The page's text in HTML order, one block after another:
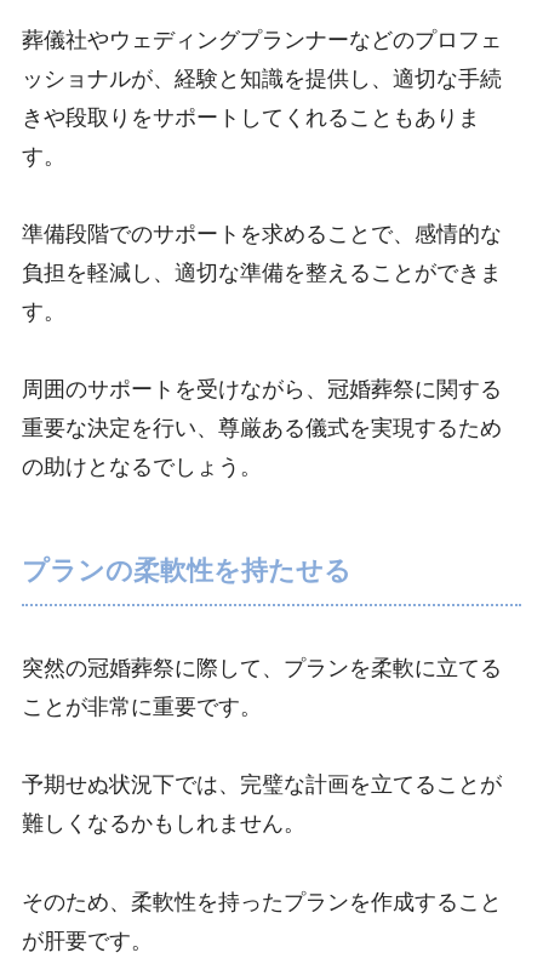
葬儀社やウェディングプランナーなどのプロフェ
ッショナルが、経験と知識を提供し、適切な手続
きや段取りをサポートしてくれることもありま
す。
準備段階でのサポートを求めることで、感情的な
負担を軽減し、適切な準備を整えることができま
す。
周囲のサポートを受けながら、冠婚葬祭に関する
重要な決定を行い、尊厳ある儀式を実現するため
の助けとなるでしょう。
プランの柔軟性を持たせる
突然の冠婚葬祭に際して、プランを柔軟に立てる
ことが非常に重要です。
予期せぬ状況下では、完璧な計画を立てることが
難しくなるかもしれません。
そのため、柔軟性を持ったプランを作成すること
が肝要です。